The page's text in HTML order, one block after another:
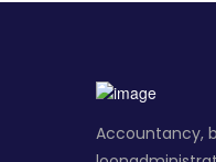
Accountancy,